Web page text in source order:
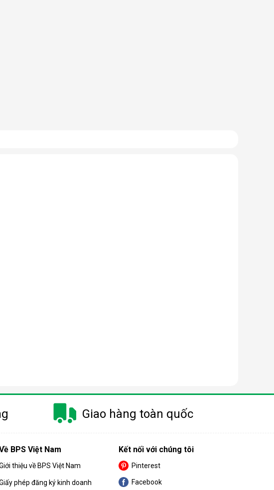
Giao hàng toàn quốc
BPS Việt Nam
thiệu về BPS Việt Nam
phép đăng ký kinh doanh
Kết nối với chúng tôi
Pinterest
Facebook